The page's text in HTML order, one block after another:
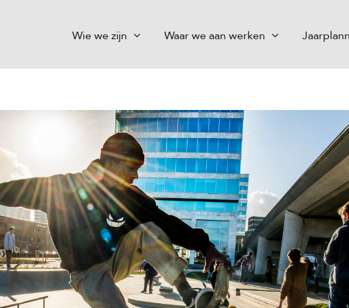
Wie we zijn Waar we aan werken